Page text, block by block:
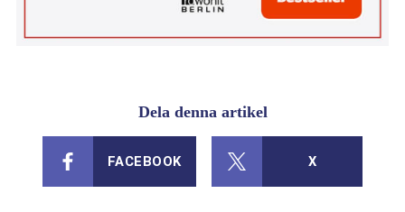
Dela denna artikel
FACEBOOK X